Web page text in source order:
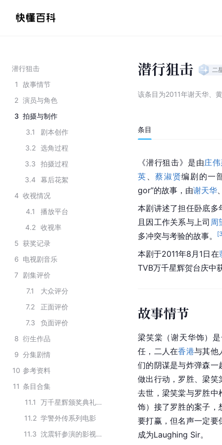
潜行狙击
1
故事情节
2 演员与角色
3 拍摄与制作
3.1
剧本创作
3.2
选角过程
3.3
拍摄过程
3.4
幕后花絮
4 收视情况
4.1
播放平台
4.2
收视率
5 获奖记录
6 电视剧音乐
7
剧集评价
7.1
大众评分
7.2
正面评价
7.3
负面评价
8 衍生作品
9 分集剧情
10 参考资料
11 条目合集
11.1
万千星辉颁奖典礼最佳剧集历届获奖作品
11.2 学警外传系列电影
11.3
沈震轩参演的影视作品
潜行狙击 二
该条目为2011年谢天华、
条目
《潜行狙击》是由庄
英 、蔡淑贤编剧的一
gor”的故事，由谢天华
本剧讲述了担任卧底多
且因工作关系与上司 周
多冲突与考验的故事。
[
本剧于2011年8月1日在
TVB万千星辉贺台庆中
故事情节
梁笑棠（谢天华饰）
任，二人在香港与其他
们的阴谋是与炸弹森一
做出行动，罗胜、梁笑
去世，梁笑棠与罗胜中
饰）接了罗胜的案子，
要打赢，但名声一定要
成为Laughing Sir。